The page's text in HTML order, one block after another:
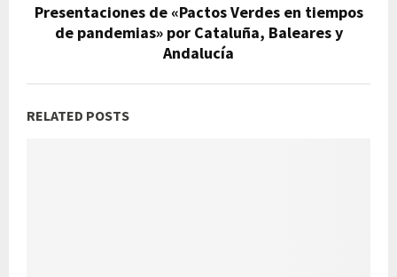
Presentaciones de «Pactos Verdes en tiempos
de pandemias» por Cataluña, Baleares y
Andalucía
RELATED POSTS